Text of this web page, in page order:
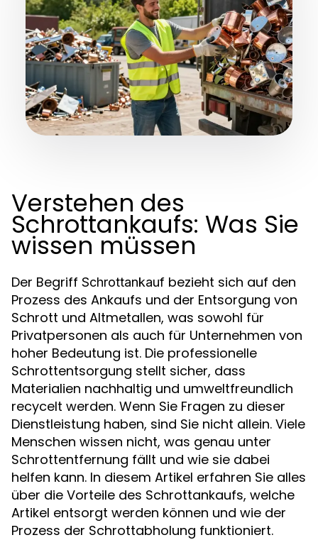
Verstehen des
Schrottankaufs: Was Sie
wissen müssen
Der Begriff Schrottankauf bezieht sich auf den
Prozess des Ankaufs und der Entsorgung von
Schrott und Altmetallen, was sowohl für
Privatpersonen als auch für Unternehmen von
hoher Bedeutung ist. Die professionelle
Schrottentsorgung stellt sicher, dass
Materialien nachhaltig und umweltfreundlich
recycelt werden. Wenn Sie Fragen zu dieser
Dienstleistung haben, sind Sie nicht allein. Viele
Menschen wissen nicht, was genau unter
Schrottentfernung fällt und wie sie dabei
helfen kann. In diesem Artikel erfahren Sie alles
über die Vorteile des Schrottankaufs, welche
Artikel entsorgt werden können und wie der
Prozess der Schrottabholung funktioniert.